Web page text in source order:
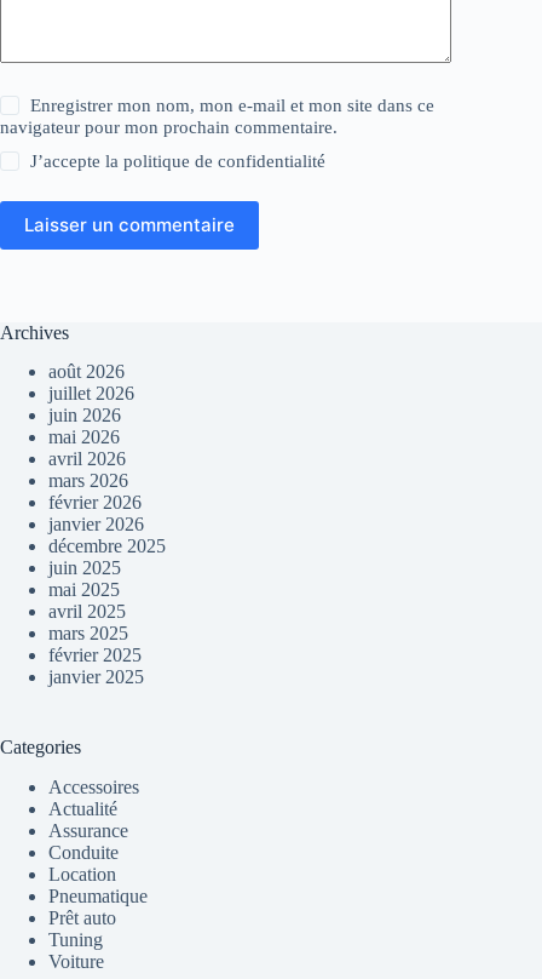
Enregistrer mon nom, mon e-mail et mon site dans ce
navigateur pour mon prochain commentaire.
J’accepte lapolitique de confidentialité
Laisser un commentaire
Archives
août 2026
juillet 2026
juin 2026
mai 2026
avril 2026
mars 2026
février 2026
janvier 2026
décembre 2025
juin 2025
mai 2025
avril 2025
mars 2025
février 2025
janvier 2025
Categories
Accessoires
Actualité
Assurance
Conduite
Location
Pneumatique
Prêt auto
Tuning
Voiture